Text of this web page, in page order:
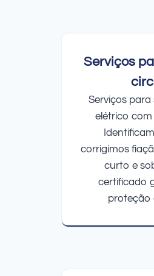
Serviços
Serviços
elétrico
corrigimos
curto e
certificado
proteção